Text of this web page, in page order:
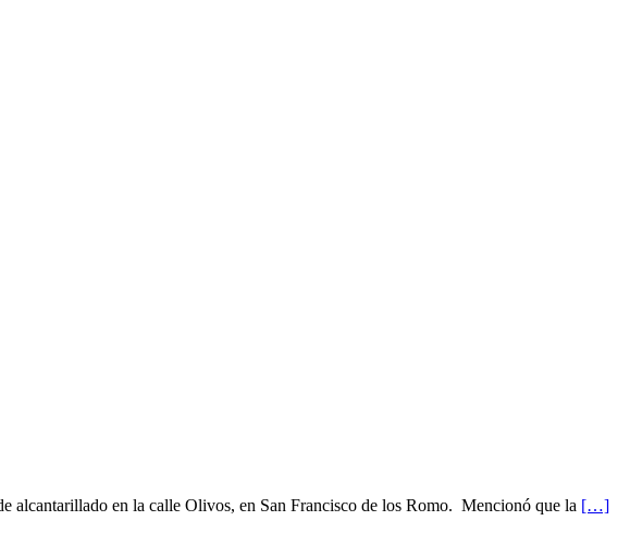
alcantarillado en la calle Olivos, en San Francisco de los Romo. Mencionó que la […]